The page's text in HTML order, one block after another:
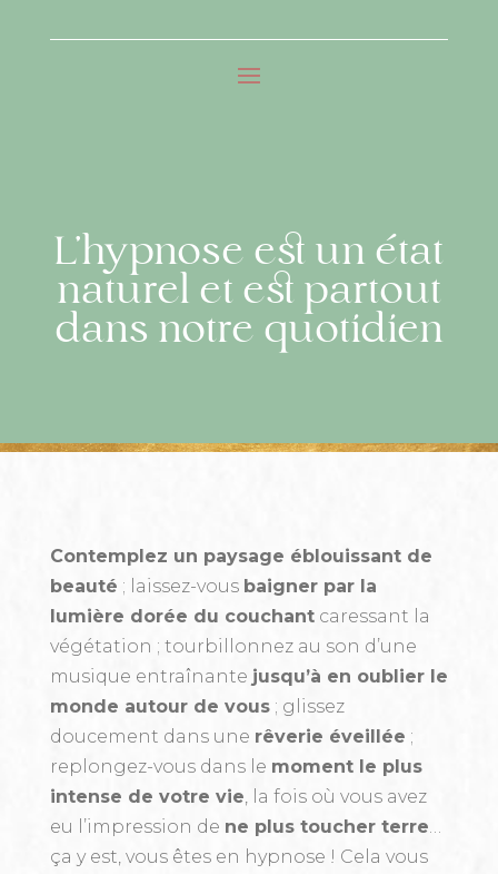
L’hypnose est un état
naturel et est partout
dans notre quotidien
Contemplez un paysage éblouissant de
beauté ; laissez-vous baigner par la
lumière dorée du couchantcaressant la
végétation ; tourbillonnez au son d’une
musique entraînante jusqu’à en oublier le
monde autour de vous; glissez
doucement dans une rêverie éveillée ;
replongez-vous dans le moment le plus
intense de votre vie, la fois où vous avez
eu l’impression de ne plus toucher terre…
ça y est, vous êtes en hypnose ! Cela vous